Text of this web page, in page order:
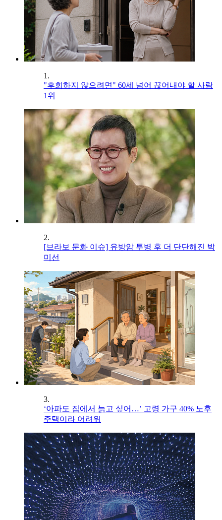
1.
"후회하지 않으려면" 60세 넘어 끊어내야 할 사람
1위
2.
[브라보 문화 이슈] 유방암 투병 후 더 단단해진 박
미선
3.
‘아파도 집에서 늙고 싶어…’ 고령 가구 40% 노후
주택이라 어려워